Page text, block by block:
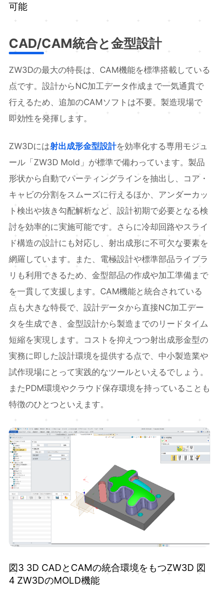
可能
CAD/CAM統合と金型設計
ZW3Dの最大の特長は、CAM機能を標準搭載している
点です。設計からNC加工データ作成まで一気通貫で
行えるため、追加のCAMソフトは不要。製造現場で
即効性を発揮します。
ZW3Dには射出成形金型設計を効率化する専用モジュ
ール「ZW3D Mold」が標準で備わっています。製品
形状から自動でパーティングラインを抽出し、コア・
キャビの分割をスムーズに行えるほか、アンダーカッ
ト検出や抜き勾配解析など、設計初期で必要となる検
討を効率的に実施可能です。さらに冷却回路やスライ
ド構造の設計にも対応し、射出成形に不可欠な要素を
網羅しています。また、電極設計や標準部品ライブラ
リも利用できるため、金型部品の作成や加工準備まで
を一貫して支援します。CAM機能と統合されている
点も大きな特長で、設計データから直接NC加工デー
タを生成でき、金型設計から製造までのリードタイム
短縮を実現します。コストを抑えつつ射出成形金型の
実務に即した設計環境を提供する点で、中小製造業や
試作現場にとって実践的なツールといえるでしょう。
またPDM環境やクラウド保存環境を持っていることも
特徴のひとつといえます。
図3 3D CADとCAMの統合環境をもつZW3D 図
4 ZW3DのMOLD機能